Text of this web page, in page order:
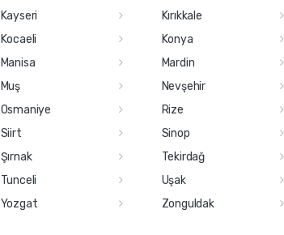
Kayseri Kırıkkale
Kocaeli Konya
Manisa Mardin
Muş Nevşehir
Osmaniye Rize
Siirt Sinop
Şırnak Tekirdağ
Tunceli Uşak
Yozgat Zonguldak